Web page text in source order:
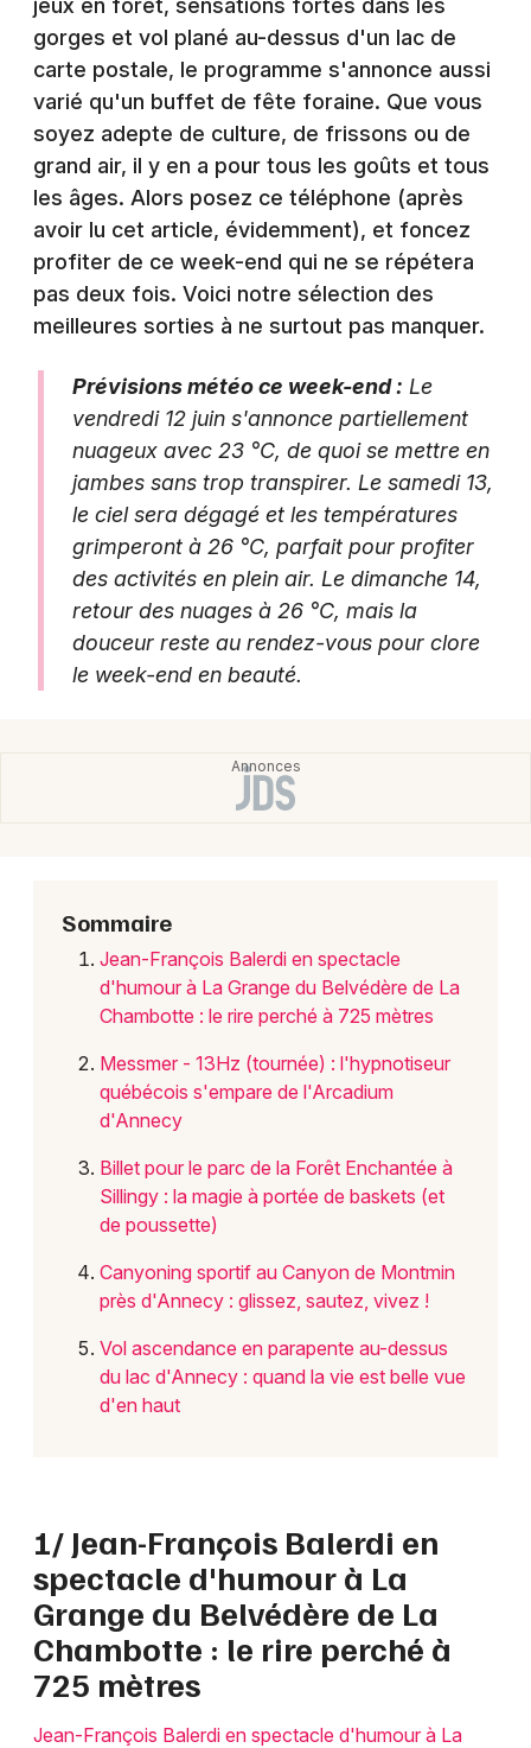
Sorties famille
Expos
Sorties & loisirs
Agenda en Haute-Savoie
Agenda en Rhône-Alpes
Agenda en Auvergne-Rhône-Alpes
Newsletter des sorties
Artistes en tournée
Actus à Annecy
Magazine à Annecy
Mon email
Je m'abonne
Toulouse
Toutes les villes
jeux en forêt, sensations fortes dans les
gorges et vol plané au-dessus d'un lac de
carte postale, le programme s'annonce aussi
varié qu'un buffet de fête foraine. Que vous
soyez adepte de culture, de frissons ou de
grand air, il y en a pour tous les goûts et tous
les âges. Alors posez ce téléphone (après
avoir lu cet article, évidemment), et foncez
profiter de ce week-end qui ne se répétera
pas deux fois. Voici notre sélection des
meilleures sorties à ne surtout pas manquer.
Prévisions météo ce week-end : Le
vendredi 12 juin s'annonce partiellement
nuageux avec 23 °C, de quoi se mettre en
jambes sans trop transpirer. Le samedi 13,
le ciel sera dégagé et les températures
grimperont à 26 °C, parfait pour profiter
des activités en plein air. Le dimanche 14,
retour des nuages à 26 °C, mais la
douceur reste au rendez-vous pour clore
le week-end en beauté.
Sommaire
Jean-François Balerdi en spectacle
d'humour à La Grange du Belvédère de La
Chambotte : le rire perché à 725 mètres
Messmer - 13Hz (tournée) : l'hypnotiseur
québécois s'empare de l'Arcadium
d'Annecy
Billet pour le parc de la Forêt Enchantée à
Sillingy : la magie à portée de baskets (et
de poussette)
Canyoning sportif au Canyon de Montmin
près d'Annecy : glissez, sautez, vivez !
Vol ascendance en parapente au-dessus
du lac d'Annecy : quand la vie est belle vue
d'en haut
1/ Jean-François Balerdi en
spectacle d'humour à La
Grange du Belvédère de La
Chambotte : le rire perché à
725 mètres
Jean-François Balerdi en spectacle d'humour à La